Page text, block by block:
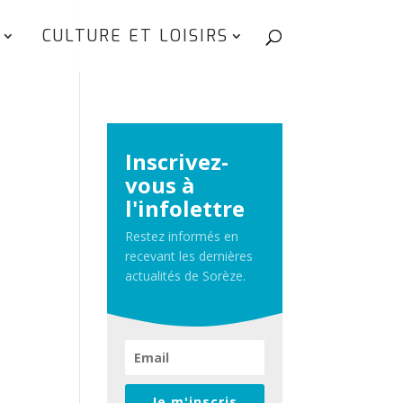
CULTURE ET LOISIRS
Inscrivez-
vous à
l'infolettre
Restez informés en
recevant les dernières
actualités de Sorèze.